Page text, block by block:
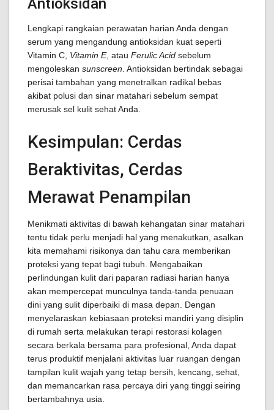
Antioksidan
Lengkapi rangkaian perawatan harian Anda dengan
serum yang mengandung antioksidan kuat seperti
Vitamin C, Vitamin E, atau Ferulic Acid sebelum
mengoleskan sunscreen . Antioksidan bertindak sebagai
perisai tambahan yang menetralkan radikal bebas
akibat polusi dan sinar matahari sebelum sempat
merusak sel kulit sehat Anda.
Kesimpulan: Cerdas
Beraktivitas, Cerdas
Merawat Penampilan
Menikmati aktivitas di bawah kehangatan sinar matahari
tentu tidak perlu menjadi hal yang menakutkan, asalkan
kita memahami risikonya dan tahu cara memberikan
proteksi yang tepat bagi tubuh. Mengabaikan
perlindungan kulit dari paparan radiasi harian hanya
akan mempercepat munculnya tanda-tanda penuaan
dini yang sulit diperbaiki di masa depan. Dengan
menyelaraskan kebiasaan proteksi mandiri yang disiplin
di rumah serta melakukan terapi restorasi kolagen
secara berkala bersama para profesional, Anda dapat
terus produktif menjalani aktivitas luar ruangan dengan
tampilan kulit wajah yang tetap bersih, kencang, sehat,
dan memancarkan rasa percaya diri yang tinggi seiring
bertambahnya usia.